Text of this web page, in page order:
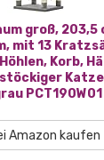
groß, 203,5
mit 13
Korb,
PCT190W01
Amazon kaufen